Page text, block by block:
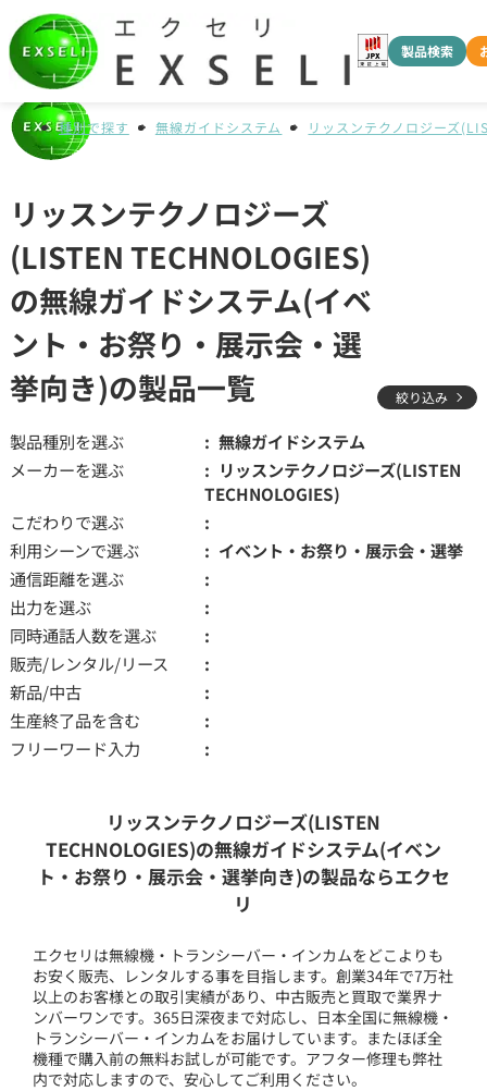
製品検索
種別で探す 無線ガイドシステム リッスンテクノロジーズ
リッスンテクノロジーズ
(LISTEN TECHNOLOGIES)
の無線ガイドシステム(イベ
ント・お祭り・展示会・選
挙向き)の製品一覧
絞り込み
製品種別を選ぶ
無線ガイドシステム
メーカーを選ぶ
リッスンテクノロジーズ(LISTEN
TECHNOLOGIES)
こだわりで選ぶ
利用シーンで選ぶ
イベント・お祭り・展示会・選挙
通信距離を選ぶ
出力を選ぶ
同時通話人数を選ぶ
販売/レンタル/リース
新品/中古
生産終了品を含む
フリーワード入力
リッスンテクノロジーズ(LISTEN
TECHNOLOGIES)の無線ガイドシステム(イベン
ト・お祭り・展示会・選挙向き)の製品ならエクセ
リ
エクセリは無線機・トランシーバー・インカムをどこよりも
お安く販売、レンタルする事を目指します。創業34年で7万社
以上のお客様との取引実績があり、中古販売と買取で業界ナ
ンバーワンです。365日深夜まで対応し、日本全国に無線機・
トランシーバー・インカムをお届けしています。またほぼ全
機種で購入前の無料お試しが可能です。アフター修理も弊社
内で対応しますので、安心してご利用ください。